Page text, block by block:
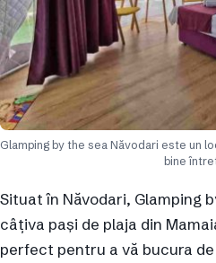
Glamping by the sea Năvodari este un
bine
Situat în Năvodari, Glamping
câțiva pași de plaja din
perfect pentru a vă bucura